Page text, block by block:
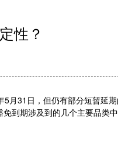
性？
月31日，但仍有部分短暂延期
到期涉及到的几个主要品类